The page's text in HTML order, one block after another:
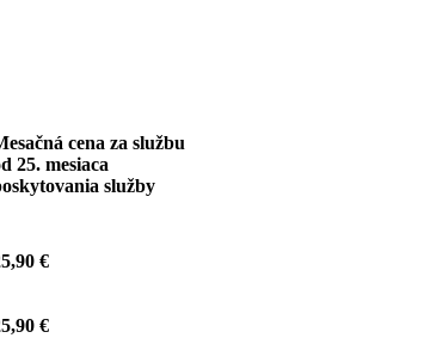
cena za službu
25. mesiaca
služby
€
€